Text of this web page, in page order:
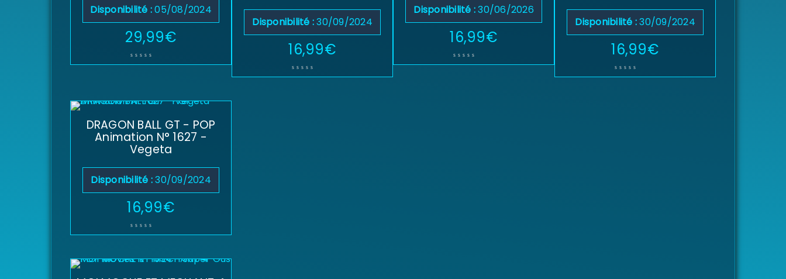
Disponibilité :05/08/2024
29,99€
Disponibilité :30/09/2024
16,99€
Disponibilité :30/06/2026
16,99€
Disponibilité :30/09/2024
16,99€
DRAGON BALL GT - POP
Animation N° 1627 -
Vegeta
Disponibilité :30/09/2024
16,99€